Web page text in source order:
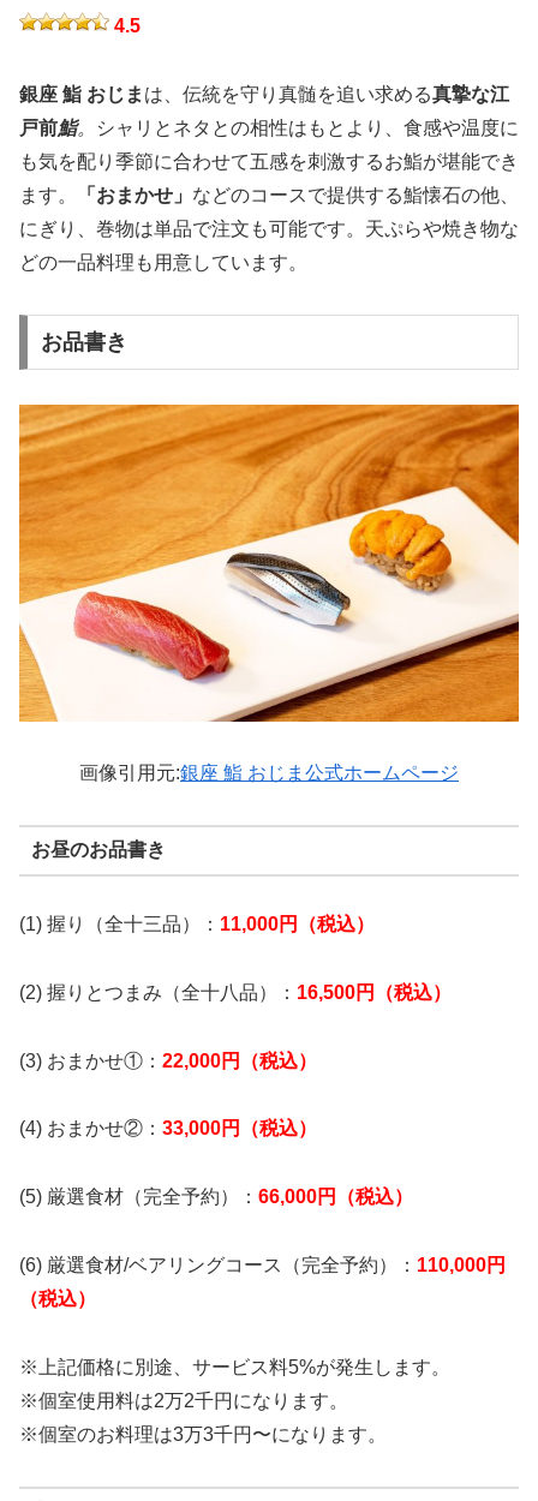
4.5
銀座 鮨 おじま は、伝統を守り真髄を追い求める真摯な江
戸前鮨。
シャリとネタとの相性はもとより、食感や温度に
も気を配り季節に合わせて五感を刺激するお鮨が堪能でき
ます。
「おまかせ」 などのコースで提供する鮨懐石の他、
にぎり、巻物は単品で注文も可能です。天ぷらや焼き物な
どの一品料理も用意しています。
お品書き
画像引用元:銀座 鮨 おじま公式ホームページ
お昼のお品書き
(1) 握り（全十三品）： 11,000円（税込）
(2) 握りとつまみ（全十八品）： 16,500円（税込）
(3) おまかせ①： 22,000円（税込）
(4) おまかせ②： 33,000円（税込）
(5) 厳選食材（完全予約）： 66,000円（税込）
(6) 厳選食材/ベアリングコース（完全予約）： 110,000円
（税込）
※上記価格に別途、サービス料5%が発生します。
※個室使用料は2万2千円になります。
※個室のお料理は3万3千円〜になります。